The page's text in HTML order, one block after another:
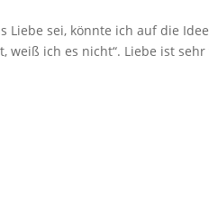
Liebe sei, könnte ich auf die
weiß ich es nicht“. Liebe ist